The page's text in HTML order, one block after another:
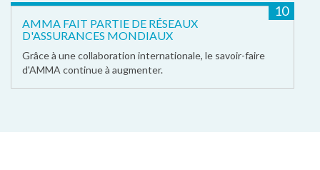
10
AMMA FAIT PARTIE DE RÉSEAUX
D'ASSURANCES MONDIAUX
Grâce à une collaboration internationale, le savoir-faire
d'AMMA continue à augmenter.